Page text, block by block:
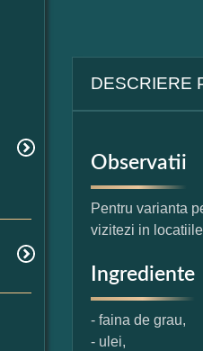
DESCRIERE
Observatii
Pentru varianta
vizitezi in
Ingrediente
- faina de grau,
- ulei,